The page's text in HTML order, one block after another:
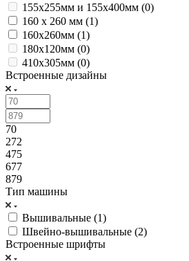
155х255мм и 155х400мм (0)
160 x 260 мм (1)
160х260мм (1)
180х120мм (0)
410х305мм (0)
Встроенные дизайны
70
272
475
677
879
Тип машины
Вышивальные (1)
Швейно-вышивальные (2)
Встроенные шрифты